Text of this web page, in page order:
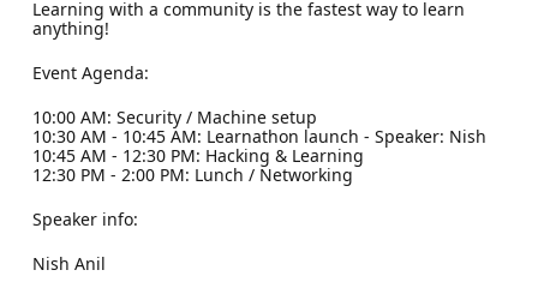
Learning with a community is the fastest way to learn
anything!
Event Agenda:
10:00 AM: Security / Machine setup
10:30 AM - 10:45 AM: Learnathon launch - Speaker: Nish
10:45 AM - 12:30 PM: Hacking & Learning
12:30 PM - 2:00 PM: Lunch / Networking
Speaker info:
Nish Anil